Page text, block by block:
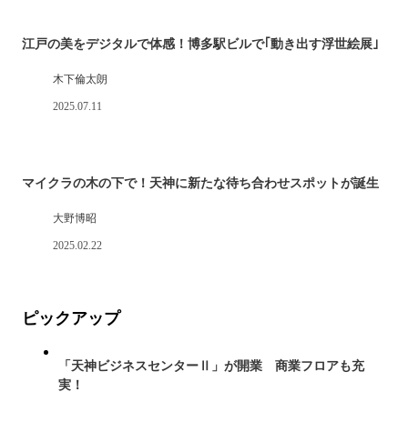
江戸の美をデジタルで体感！博多駅ビルで｢動き出す浮世絵展｣
木下倫太朗
2025.07.11
マイクラの木の下で！天神に新たな待ち合わせスポットが誕生
大野博昭
2025.02.22
ピックアップ
「天神ビジネスセンターⅡ」が開業 商業フロアも充
実！